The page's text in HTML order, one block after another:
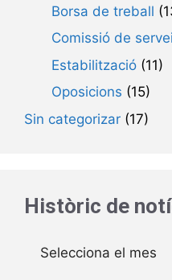
Borsa de treball
Comissió de
Estabilització (11)
Oposicions (15)
Sin categorizar (17)
Històric de
Arxius